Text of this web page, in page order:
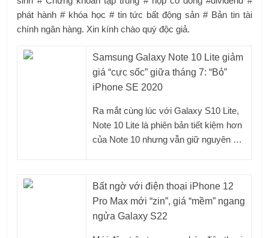
phát hành # khóa học # tin tức bất động sản # Bản tin tài
chính ngân hàng. Xin kính chào quý độc giả.
Samsung Galaxy Note 10 Lite giảm
giá “cực sốc” giữa tháng 7: “Bỏ”
iPhone SE 2020
Ra mắt cùng lúc với Galaxy S10 Lite,
Note 10 Lite là phiên bản tiết kiệm hơn
của Note 10 nhưng vẫn giữ nguyên …
Bất ngờ với điện thoại iPhone 12
Pro Max mới “zin”, giá “mềm” ngang
ngửa Galaxy S22